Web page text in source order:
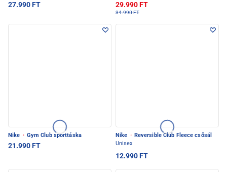
27.990 FT 29.990 FT
34.990 FT
Nike · Gym Club sporttáska
21.990 FT
Nike · Reversible Club Fleece csősál
Unisex
12.990 FT